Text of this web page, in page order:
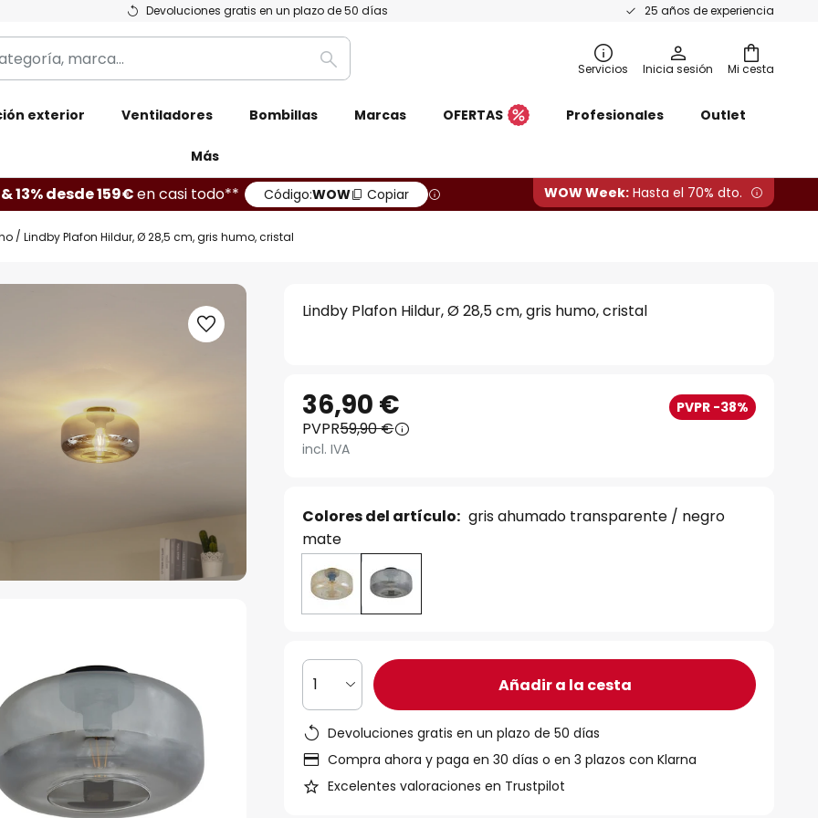
Devoluciones gratis en un plazo de 50 días 25 años de experiencia
Mi cesta
Buscar Servicios Inicia sesión
exterior Ventiladores Bombillas Marcas OFERTAS Profesionales Outlet
Más
13% desde 159€en casi todo** Código:WOW Copiar WOW Week: Hasta el 70% dto.
Lindby Plafon Hildur, Ø 28,5 cm, gris humo, cristal
Lindby Plafon Hildur, Ø 28,5 cm, gris humo, cristal
36,90 € PVPR -38%
PVPR59,90 €
incl. IVA
Colores del artículo: gris ahumado transparente / negro
mate
1 Añadir a la cesta
Devoluciones gratis en un plazo de 50 días
Compra ahora y paga en 30 días o en 3 plazos con Klarna
Excelentes valoraciones en Trustpilot